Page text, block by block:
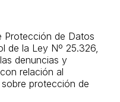
Protección de Datos
de la Ley Nº 25.326,
denuncias y
relación al
protección de